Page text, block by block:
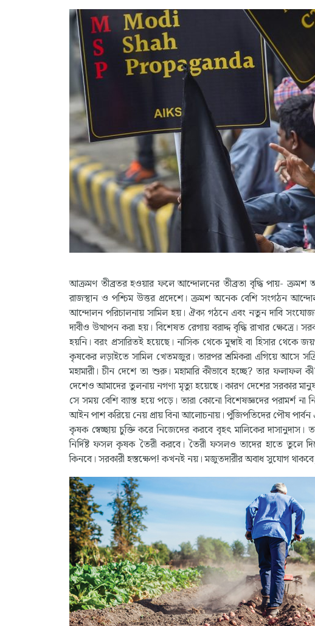
আক্রমণ তীব্রতর হওয়ার ফলে আন্দোলনের তীব্রতা বৃদ্ধি পায়- ক্রমশ
রাজস্থান ও পশ্চিম উত্তর প্রদেশে। ক্রমশ অনেক বেশি সংগঠন
আন্দোলন পরিচালনায় সামিল হয়। ঐক্য গঠনে এবং নতুন দাবি
দাবীও উত্থাপন করা হয়। বিশেষত রেগায় বরাদ্দ বৃদ্ধি রাখার ক্ষেত্রে।
হয়নি। বরং প্রসারিতই হয়েছে। নাসিক থেকে মুম্বাই বা হিসার
কৃষকের লড়াইতে সামিল খেতমজুর। তারপর শ্রমিকরা এগিয়ে আসে
মহামারী। চীন দেশে তা শুরু। মহামারি কীভাবে হচ্ছে? তার ফলাফল
দেশেও আমাদের তুলনায় নগণ্য মৃত্যু হয়েছে। কারণ দেশের সরকার
সে সময় বেশি ব্যাস্ত হয়ে পড়ে। তারা কোনো বিশেষজ্ঞদের পরামর্শ
আইন পাশ করিয়ে নেয় প্রায় বিনা আলোচনায়। পুঁজিপতিদের পৌষ
কৃষক স্বেচ্ছায় চুক্তি করে নিজেদের করবে বৃহৎ মালিকের দাসানুদাস।
নির্দিষ্ট ফসল কৃষক তৈরী করবে। তৈরী ফসলও তাদের হাতে তুলে
কিনবে। সরকারী হস্তক্ষেপ! কখনই নয়। মজুতদারীর অবাধ সুযোগ